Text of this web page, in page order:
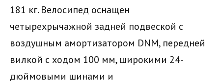
181 кг. Велосипед оснащен
четырехрычажной задней подвеской с
воздушным амортизатором DNM, передней
вилкой с ходом 100 мм, широкими 24-
дюймовыми шинами и